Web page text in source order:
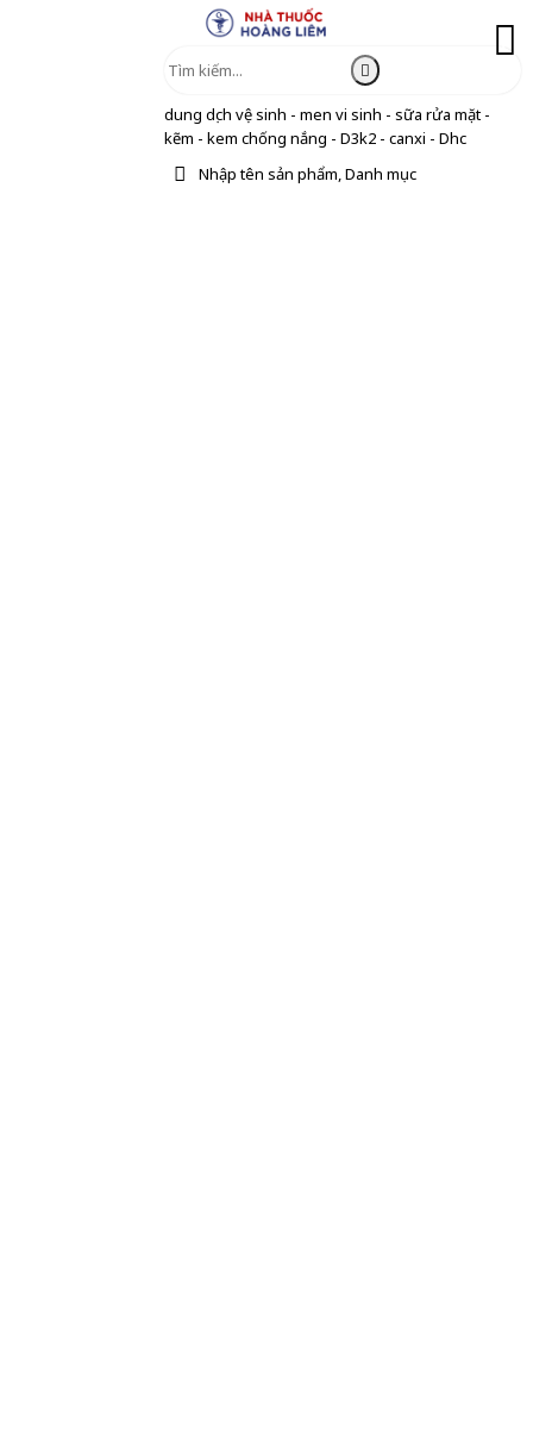
dung dịch vệ sinh - men vi sinh - sữa rửa mặt -
kẽm - kem chống nắng - D3k2 - canxi - Dhc
Nhập tên sản phẩm, Danh mục